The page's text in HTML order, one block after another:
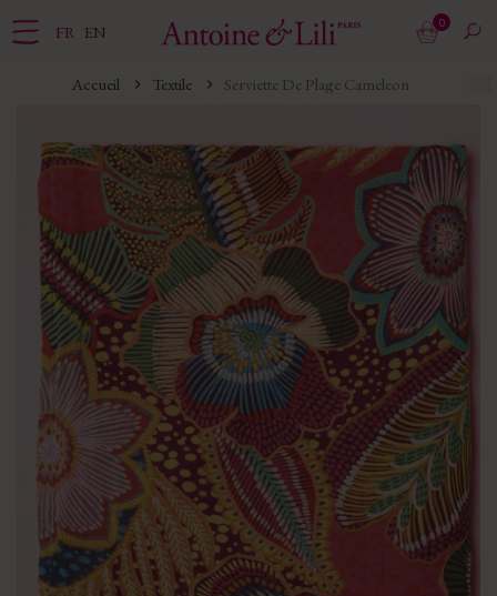
FR EN 0
Accueil Textile Serviette De Plage Cameleon